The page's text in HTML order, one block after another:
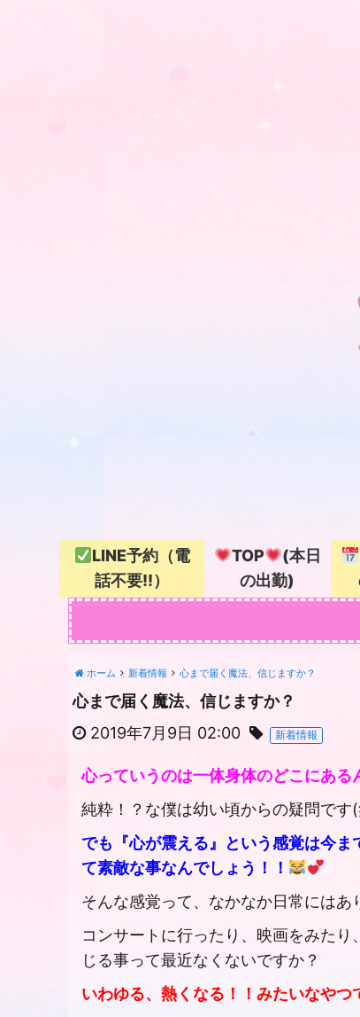
LINE予約（電
話不要!!）
TOP
(本日
の出勤)
ホーム 新着情報 心まで届く魔法、信じますか？
心まで届く魔法、信じますか？
2019年7月9日 02:00
新着情報
心っていうのは一体身体のどこにある
純粋！？な僕は幼い頃からの疑問です
でも『心が震える』という感覚は今
て素敵な事なんでしょう！！
そんな感覚って、なかなか日常にはあ
コンサートに行ったり、映画をみた
じる事って最近なくないですか？
いわゆる、熱くなる！！みたいなやつ